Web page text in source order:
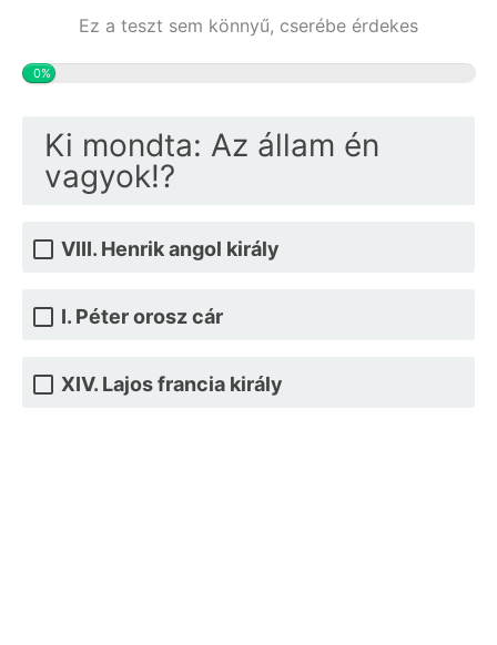
Ez a teszt sem könnyű, cserébe érdekes
0%
Ki mondta: Az állam én
vagyok!?
VIII. Henrik angol király
I. Péter orosz cár
XIV. Lajos francia király